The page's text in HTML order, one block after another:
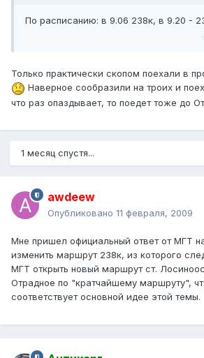
По расписанию: в 9.06 238к, в 9.20 -
Только практически скопом поехали в
Наверное сообразили на троих и
что раз опаздывает, то поедет тоже до
1 месяц спустя...
awdeew
Опубликовано 11 февраля, 2009
Мне пришел официальный ответ от МГТ
изменить маршрут 238к, из которого
МГТ открыть новый маршрут ст.
Отрадное по "кратчайшему маршруту",
соответствует основной идее этой темы.